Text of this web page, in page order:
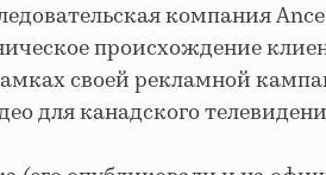
компания
происхождение
своей рекламной
для канадского